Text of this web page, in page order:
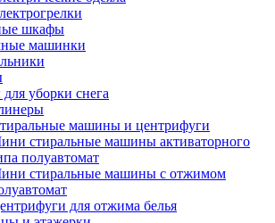
шкафы
машинки
уборки снега
машины и центрифуги
стиральные машины активаторного
полуавтомат
стиральные машины с отжимом
для отжима белья